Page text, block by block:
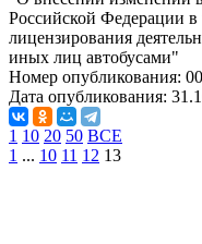
Российской Федерации в
лицензирования
иных лиц автобусами"
Номер опубликования:
Дата опубликования:
1 10 20 50 ВСЕ
1 ... 10 11 12 13